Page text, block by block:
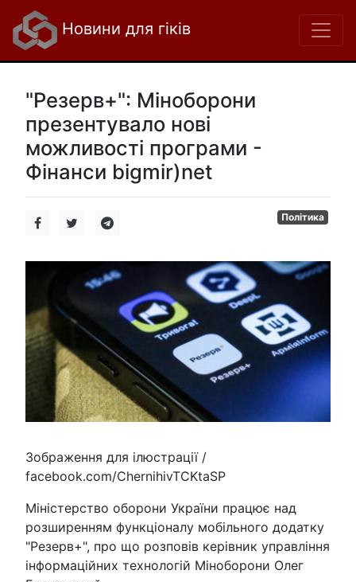
Новини для гіків
"Резерв+": Міноборони
презентувало нові
можливості програми -
Фінанси bigmir)net
Політика
Зображення для ілюстрації /
facebook.com/ChernihivTCKtaSP
Міністерство оборони України працює над
розширенням функціоналу мобільного додатку
"Резерв+", про що розповів керівник управління
інформаційних технологій Міноборони Олег